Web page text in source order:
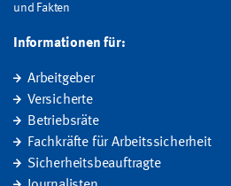
und Fakten
Informationen für:
Arbeitgeber
Versicherte
Betriebsräte
Fachkräfte für Arbeitssicherheit
Sicherheitsbeauftragte